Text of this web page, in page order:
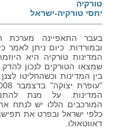
טורקיה
יחסי טורקיה-ישראל
בעבר התאפיינה מערכת
ובמורדות. כיום ניתן
המדינות טורקיה היא
שמצאו הטורקים לנכון
בין המדינות וכשהחליטו
המדינות. על מנת
המורכבים הללו יש לנתח
כלפי ישראל ובפרט את
דאווטאולו.